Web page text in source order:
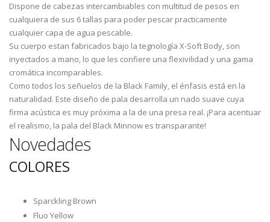
Dispone de cabezas intercambiables con multitud de pesos en
cualquiera de sus 6 tallas para poder pescar practicamente
cualquier capa de agua pescable.
Su cuerpo estan fabricados bajo la tegnología X-Soft Body, son
inyectados a mano, lo que les confiere una flexivilidad y una gama
cromática incomparables.
Como todos los señuelos de la Black Family, el énfasis está en la
naturalidad. Este diseño de pala desarrolla un nado suave cuya
firma acústica es muy próxima a la de una presa real. ¡Para acentuar
el realismo, la pala del Black Minnow es transparante!
Novedades
COLORES
Sparckling Brown
Fluo Yellow